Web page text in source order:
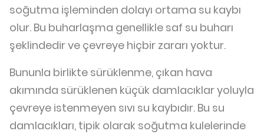
soğutma işleminden dolayı ortama su kaybı
olur. Bu buharlaşma genellikle saf su buharı
şeklindedir ve çevreye hiçbir zararı yoktur.
Bununla birlikte sürüklenme, çıkan hava
akımında sürüklenen küçük damlacıklar yoluyla
çevreye istenmeyen sıvı su kaybıdır. Bu su
damlacıkları, tipik olarak soğutma kulelerinde